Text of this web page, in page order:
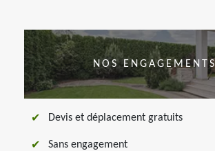
NOS ENGAGEMENTS
Devis et déplacement gratuits
Sans engagement